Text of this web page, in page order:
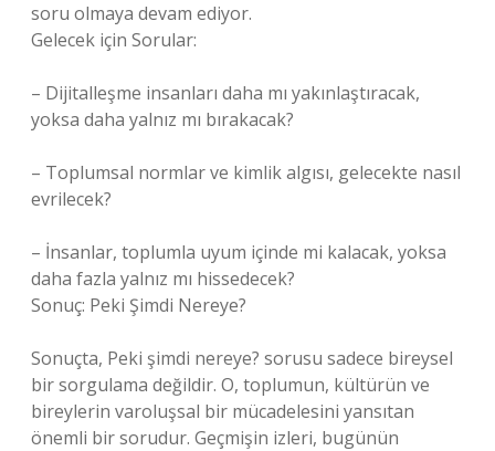
soru olmaya devam ediyor.
Gelecek için Sorular:
– Dijitalleşme insanları daha mı yakınlaştıracak,
yoksa daha yalnız mı bırakacak?
– Toplumsal normlar ve kimlik algısı, gelecekte nasıl
evrilecek?
– İnsanlar, toplumla uyum içinde mi kalacak, yoksa
daha fazla yalnız mı hissedecek?
Sonuç: Peki Şimdi Nereye?
Sonuçta, Peki şimdi nereye? sorusu sadece bireysel
bir sorgulama değildir. O, toplumun, kültürün ve
bireylerin varoluşsal bir mücadelesini yansıtan
önemli bir sorudur. Geçmişin izleri, bugünün